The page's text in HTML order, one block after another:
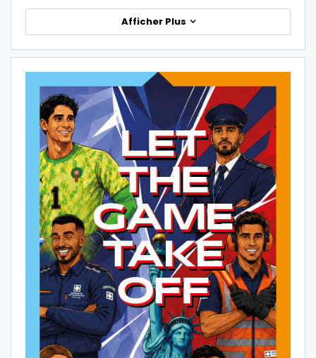
Afficher Plus